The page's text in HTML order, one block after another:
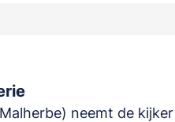
neemt de